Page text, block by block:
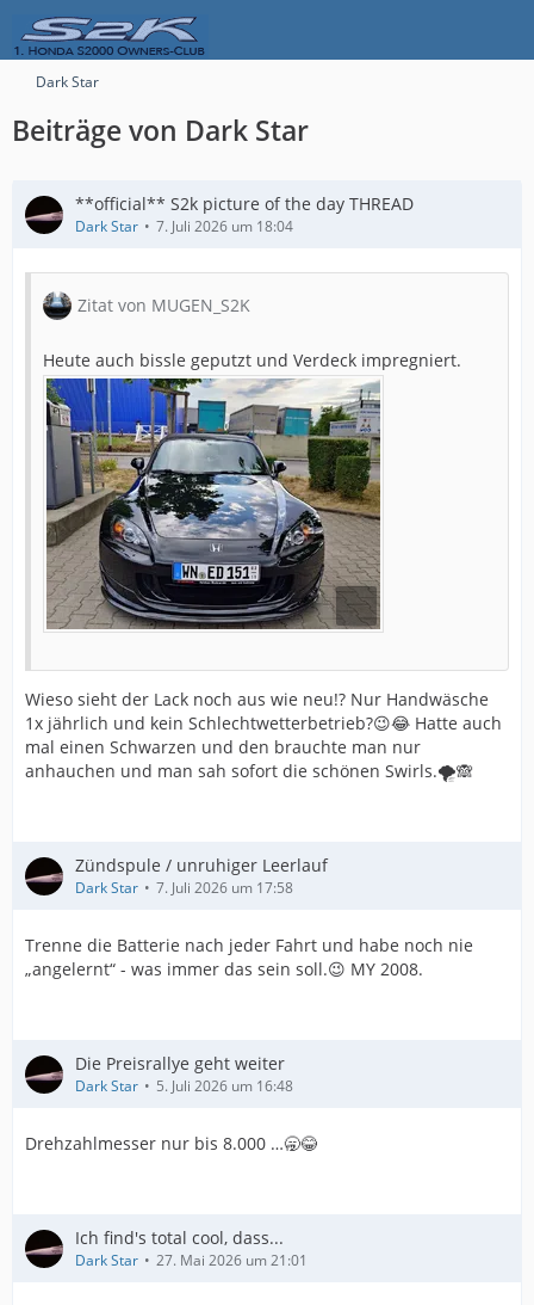
Dark Star
Beiträge von Dark Star
**official** S2k picture of the day THREAD
Dark Star 7. Juli 2026 um 18:04
Zitat von MUGEN_S2K
Heute auch bissle geputzt und Verdeck impregniert.
Wieso sieht der Lack noch aus wie neu!? Nur Handwäsche
1x jährlich und kein Schlechtwetterbetrieb?😉😂 Hatte auch
mal einen Schwarzen und den brauchte man nur
anhauchen und man sah sofort die schönen Swirls.🌪️🙈
Zündspule / unruhiger Leerlauf
Dark Star 7. Juli 2026 um 17:58
Trenne die Batterie nach jeder Fahrt und habe noch nie
„angelernt“ - was immer das sein soll.😉 MY 2008.
Die Preisrallye geht weiter
Dark Star 5. Juli 2026 um 16:48
Drehzahlmesser nur bis 8.000 …🥱😂
Ich find's total cool, dass...
Dark Star 27. Mai 2026 um 21:01